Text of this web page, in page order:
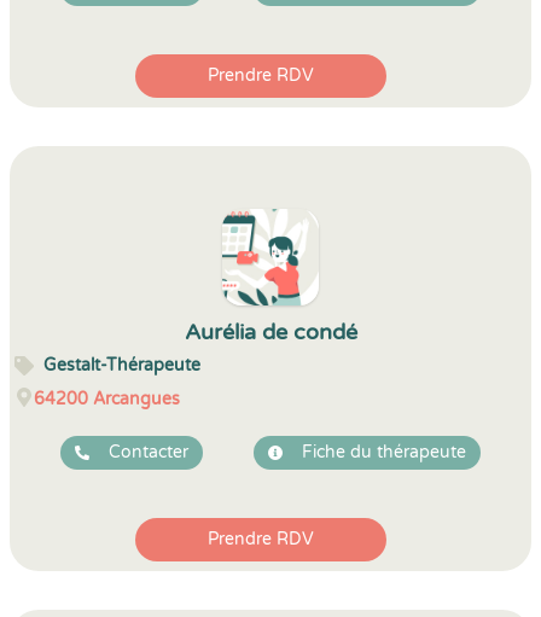
Prendre RDV
Aurélia de condé
Gestalt-Thérapeute
64200 Arcangues
Contacter Fiche du thérapeute
Prendre RDV